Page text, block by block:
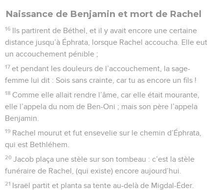
Naissance de Benjamin et mort de Rachel
16 Ils partirent de Béthel, et il y avait encore une certaine
distance jusqu’à Éphrata, lorsque Rachel accoucha. Elle eut
un accouchement pénible ;
17 et pendant les douleurs de l’accouchement, la sage-
femme lui dit : Sois sans crainte, car tu as encore un fils !
18 Comme elle allait rendre l’âme, car elle était mourante,
elle l’appela du nom de Ben-Oni ; mais son père l’appela
Benjamin.
19 Rachel mourut et fut ensevelie sur le chemin d’Éphrata,
qui est Bethléhem.
20 Jacob plaça une stèle sur son tombeau : c’est la stèle
funéraire de Rachel, (qui existe) encore aujourd’hui.
21 Israël partit et planta sa tente au-delà de Migdal-Éder.